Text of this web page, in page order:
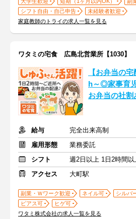
シフト自由・自己申告
未経験者歓迎
家庭教師のトライの求人一覧を見る
ワタミの宅食 広島北営業所【1030】
【お弁当の
h～◎家事育
お弁当の社割
給与
完全出来高制
雇用形態
業務委託
シフト
週2日以上 1日2時間以
アクセス
大町駅
副業・Ｗワーク歓迎 ネイル可
シルバ
ピアス可
ヒゲ可
ワタミ株式会社の求人一覧を見る